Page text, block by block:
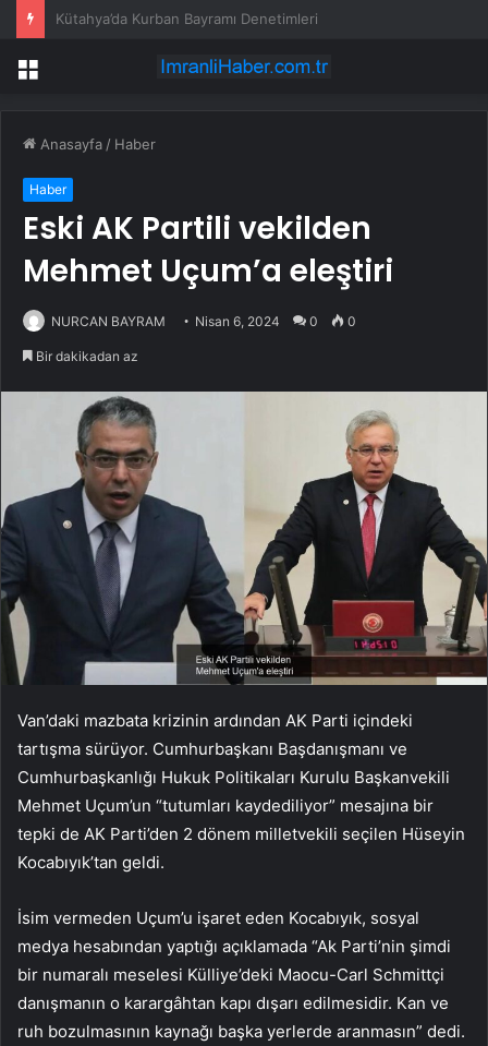
Menü
Anasayfa / Haber
Haber
Eski AK Partili vekilden
Mehmet Uçum’a eleştiri
NURCAN BAYRAM Nisan 6, 2024 0 0
Bir dakikadan az
Van’daki mazbata krizinin ardından AK Parti içindeki
tartışma sürüyor. Cumhurbaşkanı Başdanışmanı ve
Cumhurbaşkanlığı Hukuk Politikaları Kurulu Başkanvekili
Mehmet Uçum’un “tutumları kaydediliyor” mesajına bir
tepki de AK Parti’den 2 dönem milletvekili seçilen Hüseyin
Kocabıyık’tan geldi.
İsim vermeden Uçum’u işaret eden Kocabıyık, sosyal
medya hesabından yaptığı açıklamada “Ak Parti’nin şimdi
bir numaralı meselesi Külliye’deki Maocu-Carl Schmittçi
danışmanın o karargâhtan kapı dışarı edilmesidir. Kan ve
ruh bozulmasının kaynağı başka yerlerde aranmasın” dedi.